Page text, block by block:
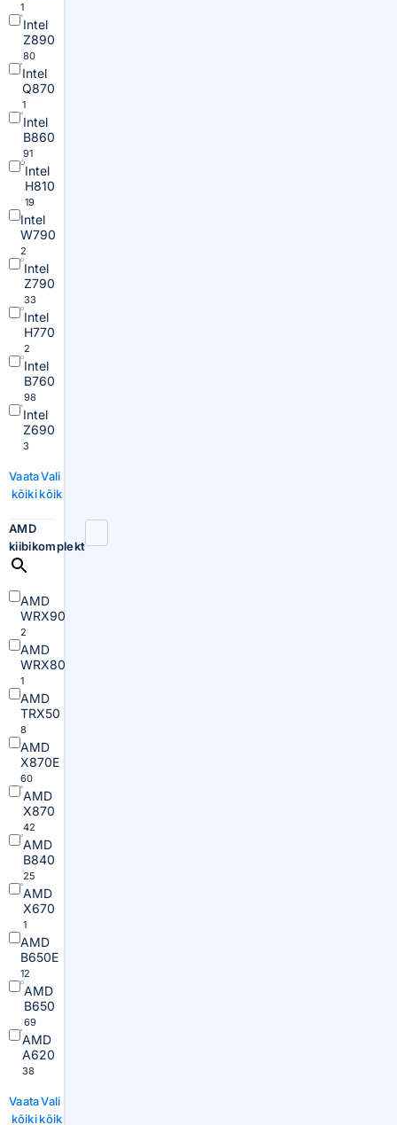
1
Intel
Z890
80
Intel
Q870
1
Intel
B860
91
Intel
H810
19
Intel
W790
2
Intel
Z790
33
Intel
H770
2
Intel
B760
98
Intel
Z690
3
Vaata
kõiki
Vali
kõik
AMD
kiibikomplekt
AMD
WRX90
2
AMD
WRX80
1
AMD
TRX50
8
AMD
X870E
60
AMD
X870
42
AMD
B840
25
AMD
X670
1
AMD
B650E
12
AMD
B650
69
AMD
A620
38
Vaata
kõiki
Vali
kõik